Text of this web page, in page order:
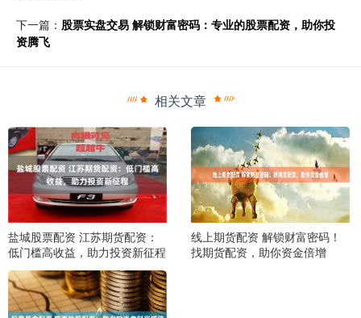
下一篇： 股票实盘交易 解锁财富密码：专业的股票配资，助你投
资腾飞
相关文章
盐城股票配资 江苏期货配资：
低门槛高收益，助力投资新征程
线上期货配资 解锁财富密码！
找期货配资，助你资金倍增